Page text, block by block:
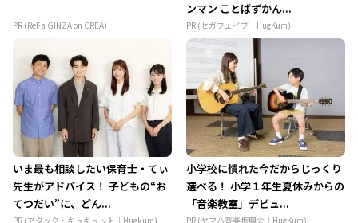
PR (ReFa GINZA on CREA)
ンマン ことばずかん...
PR (セガフェイブ｜HugKum)
いま最も相談したい保育士・てぃ
先生がアドバイス！ 子どもの“お
てつだい”に、どん...
PR (アタック・キュキュット｜Hugkum)
小学校に慣れた今だからじっくり
選べる！ 小学１年生夏休みからの
「音楽教室」デビュ...
PR (ヤマハ音楽振興会｜HugKum)